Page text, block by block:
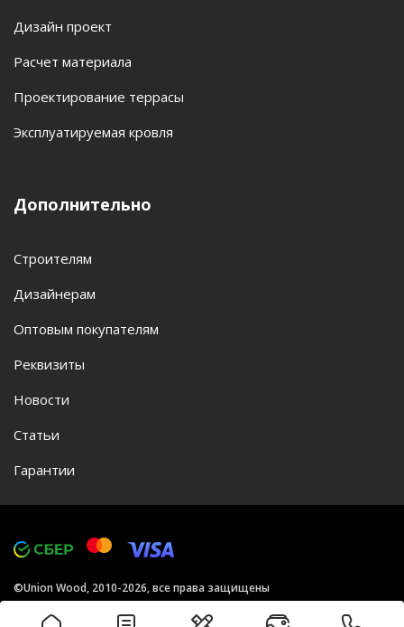
Дизайн проект
Расчет материала
Проектирование террасы
Эксплуатируемая кровля
Дополнительно
Строителям
Дизайнерам
Оптовым покупателям
Реквизиты
Новости
Статьи
Гарантии
©Union Wood, 2010-2026, все права защищены